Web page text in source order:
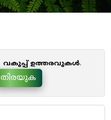
വകുപ്പ് ഉത്തരവുകൾ.
തിരയുക